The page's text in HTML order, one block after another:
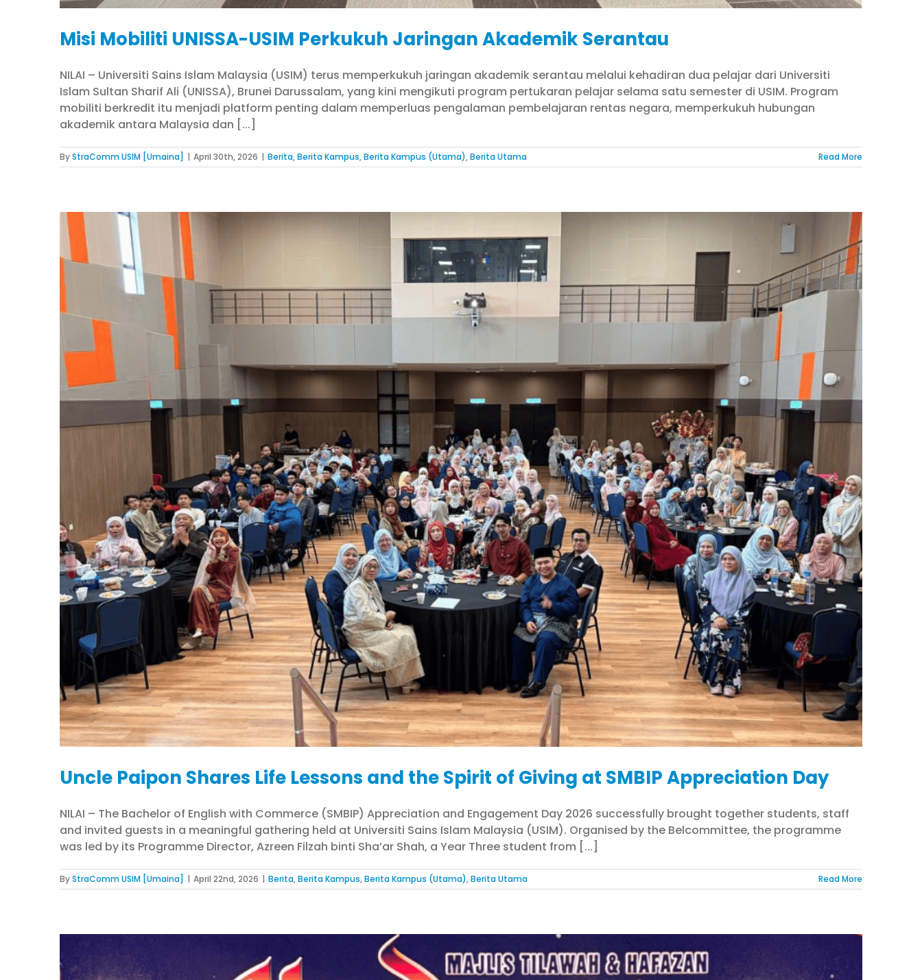
Misi Mobiliti UNISSA-USIM Perkukuh Jaringan Akademik Serantau
NILAI – Universiti Sains Islam Malaysia (USIM) terus memperkukuh jaringan akademik serantau melalui kehadiran dua pelajar dari Universiti
Islam Sultan Sharif Ali (UNISSA), Brunei Darussalam, yang kini mengikuti program pertukaran pelajar selama satu semester di USIM. Program
mobiliti berkredit itu menjadi platform penting dalam memperluas pengalaman pembelajaran rentas negara, memperkukuh hubungan
akademik antara Malaysia dan [...]
ByStraComm USIM [Umaina] | April 30th, 2026 | Berita,Berita Kampus,Berita Kampus (Utama),Berita Utama Read More
Uncle Paipon Shares Life Lessons and the Spirit of Giving at SMBIP Appreciation Day
NILAI – The Bachelor of English with Commerce (SMBIP) Appreciation and Engagement Day 2026 successfully brought together students, staff
and invited guests in a meaningful gathering held at Universiti Sains Islam Malaysia (USIM). Organised by the Belcommittee, the programme
was led by its Programme Director, Azreen Filzah binti Sha’ar Shah, a Year Three student from [...]
ByStraComm USIM [Umaina] | April 22nd, 2026 | Berita,Berita Kampus,Berita Kampus (Utama),Berita Utama Read More